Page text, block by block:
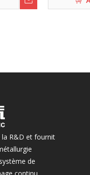
la R&D et fournit
de